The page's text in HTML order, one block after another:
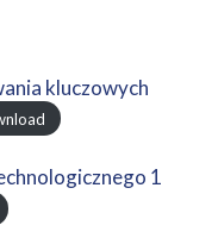
kluczowych
1